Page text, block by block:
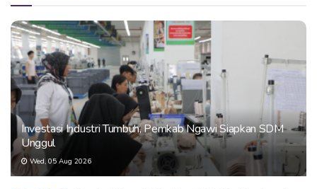
Investasi Industri Tumbuh, Pemkab Ngawi Siapkan SDM
Unggul
Wed, 05 Aug 2026